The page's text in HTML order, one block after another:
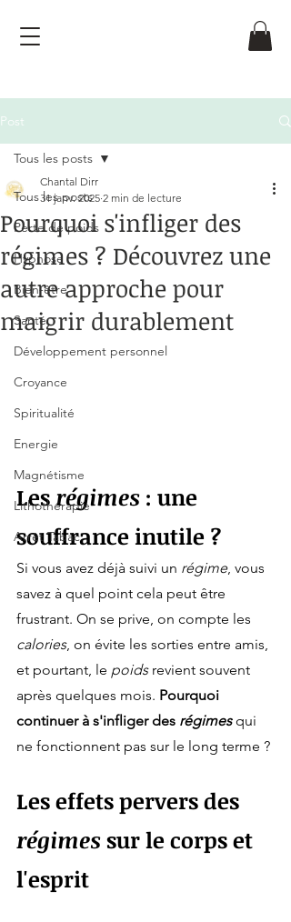
Post
Tous les posts
Perte de poids
Hypnose
Bien-être
Santé
Développement personnel
Croyance
Spiritualité
Energie
Magnétisme
Lithothérapie
Arrêt Tabac
Tous les posts
Pourquoi s'infliger des
régimes ? Découvrez une
autre approche pour
maigrir durablement
Chantal Dirr
31 janv. 2025 2 min de lecture
Noté NaN étoiles sur 5.
Les régimes : une
souffrance inutile ?
Si vous avez déjà suivi un régime, vous
savez à quel point cela peut être
frustrant. On se prive, on compte les
calories, on évite les sorties entre amis,
et pourtant, le poids revient souvent
après quelques mois. Pourquoi
continuer à s'infliger des régimes qui
ne fonctionnent pas sur le long terme ?
Les effets pervers des
régimes sur le corps et
l'esprit